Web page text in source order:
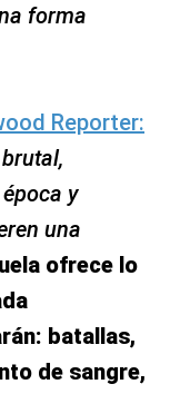
forma
Reporter:
y
una
ofrece lo
batallas,
de sangre,